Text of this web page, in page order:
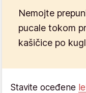
Nemojte
pucale tokom
kašičice po
Stavite oceđene